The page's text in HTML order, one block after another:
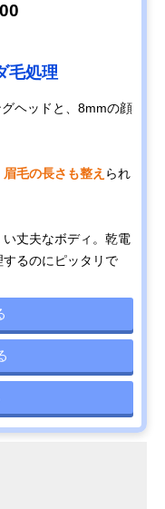
毛処理
ヘッドと、8mmの顔
眉毛の長さも整え られ
丈夫なボディ。乾電
るのにピッタリで